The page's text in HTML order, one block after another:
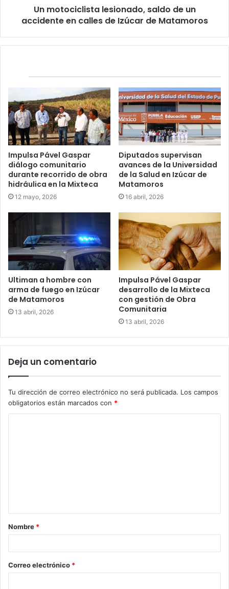
Un motociclista lesionado, saldo de un
accidente en calles de Izúcar de Matamoros
Impulsa Pável Gaspar
diálogo comunitario
durante recorrido de obra
hidráulica en la Mixteca
12 mayo, 2026
Diputados supervisan
avances de la Universidad
de la Salud en Izúcar de
Matamoros
16 abril, 2026
Ultiman a hombre con
arma de fuego en Izúcar
de Matamoros
13 abril, 2026
Impulsa Pável Gaspar
desarrollo de la Mixteca
con gestión de Obra
Comunitaria
13 abril, 2026
Deja un comentario
Tu dirección de correo electrónico no será publicada. Los campos
obligatorios están marcados con *
Nombre *
Correo electrónico *